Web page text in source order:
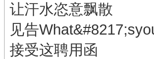
让汗水恣意飘散
见告
接受这聘用函